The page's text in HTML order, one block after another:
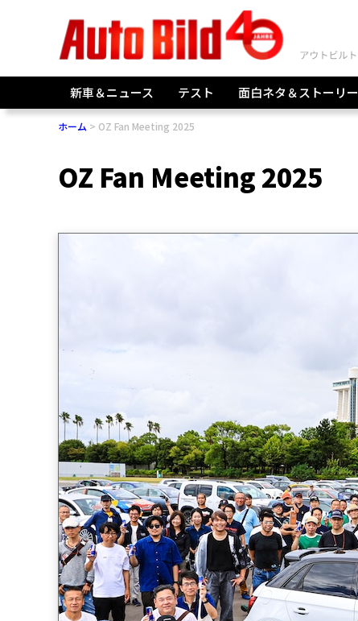
新車＆ニュース テスト 面白ネタ＆ストーリー
ホーム OZ Fan Meeting 2025
OZ Fan Meeting 2025